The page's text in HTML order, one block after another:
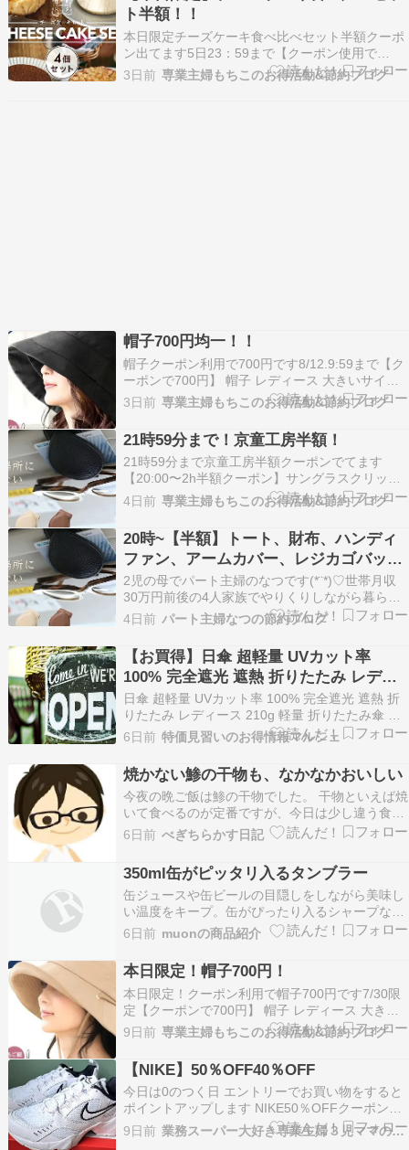
ト半額！！
本日限定チーズケーキ食べ比べセット半額クーポ
ン出てます5日23：59まで【クーポン使用で
49％OFF！】食べ比べ！バスク風チーズケーキ
プレーン リンゴ KTチーズケーキ ティラミスチー
3日前 専業主婦もちこのお得活動&節約ブログ
帽子700円均一！！
帽子クーポン利用で700円です8/12.9:59まで【ク
ーポンで700円】 帽子 レディース 大きいサイズ
UV カット 紫外線 カット 「チューリップハッ
ト」 抗菌 防臭 人気 つば広 おすすめ オススメ 日
焼け ぼうし 小顔 効果 飛ばない 運動会 旅 春 夏
春夏 母の日…
3日前 専業主婦もちこのお得活動&節約ブログ
21時59分まで！京童工房半額！
21時59分まで京童工房半額クーポンでてます
【20:00〜2h半額クーポン】サングラスクリップ
本革 PUレザー 眼鏡 収納 撥水 マグネット ステッ
チ サンバイザー 母の日楽天市場1,580円～
${EVENT_LABEL_01_TEXT}【20:00〜2h半額ク
ーポン】段ボー…
4日前 専業主婦もちこのお得活動&節約ブログ
20時~【半額】トート、財布、ハンディ
ファン、アームカバー、レジカゴバッ
グ、蚊取り、スポサン他
2児の母でパート主婦のなつです(*¨*)♡世帯月収
30万円前後の4人家族でやりくりしながら暮らし
ています。▷自己紹介本ページはプロモーション
が含まれています ????お買い得なクーポン・リ
ンクまとめました????『8/4 20時~【お買い物マ
ラソン】半額・お得まとめ｜50％オフ…
4日前 パート主婦なつの節約ブログ
【お買得】日傘 超軽量 UVカット率
100% 完全遮光 遮熱 折りたたみ レディ
ース 210g 軽量 折りたたみ傘 日焼け防止
紫外線遮断 1,099円【Amazonタイムセ
ール】
日傘 超軽量 UVカット率 100% 完全遮光 遮熱 折
りたたみ レディース 210g 軽量 折りたたみ傘 日
焼け防止 紫外線遮断 携帯便利 折り畳み 母の日
父の日 お祝い 誕生日 プレゼント 1,099円
【Amazonタイムセール】（上の商品名及び商品
画像をクリックすると商…
6日前 特価見習いのお得情報マルシェ
焼かない鯵の干物も、なかなかおいしい
今夜の晩ご飯は鯵の干物でした。 干物といえば焼
いて食べるのが定番ですが、今日は少し違う食べ
方を試してみました。焼かずにお湯で煮てみたと
ころ、身がふっくらとして、とてもやさしい味わ
いになりました。 焼いた香ばしさももちろん好き
ですが、お湯で煮ると身がやわらかくなり、食べ
やすいのが…
6日前 べぎちらかす日記
350ml缶がピッタリ入るタンブラー
缶ジュースや缶ビールの目隠しをしながら美味し
い温度をキープ。缶がぴったり入るシャープなシ
ルエットと、シンプルなデザインが魅力のタンブ
ラーです。もちろん缶を入れずにそのまま飲み物
を注いでもOK！仕事場などの机の上においても
おしゃれ。保温効果に優れたステンレス製で、ホ
ットでもアイス…
6日前 muonの商品紹介
本日限定！帽子700円！
本日限定！クーポン利用で帽子700円です7/30限
定【クーポンで700円】 帽子 レディース 大きい
サイズ UV カット 紫外線 カット 「チューリップ
ハット」 抗菌 防臭 人気 つば広 おすすめ オスス
メ 日焼け ぼうし 小顔 効果 飛ばない 運動会 旅 春
夏 春夏 母の日…
9日前 専業主婦もちこのお得活動&節約ブログ
【NIKE】50％OFF40％OFF
今日は0のつく日 エントリーでお買い物をすると
ポイントアップします NIKE50％OFFクーポン
40％OFFクーポン 23時59分まで 50％OFF対象商
品（他にもたくさんあります） 9900円4,950円
9日前 業務スーパー大好き専業主婦３児ママのブログ